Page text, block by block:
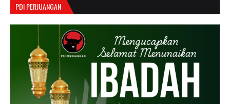
PDI PERJUANGAN